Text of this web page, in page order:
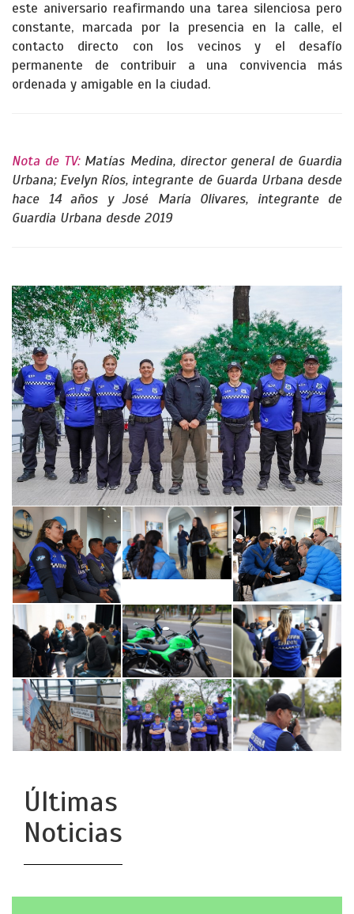
este aniversario reafirmando una tarea silenciosa pero
constante, marcada por la presencia en la calle, el
contacto directo con los vecinos y el desafío
permanente de contribuir a una convivencia más
ordenada y amigable en la ciudad.
Nota de TV:Matías Medina, director general de Guardia
Urbana; Evelyn Ríos, integrante de Guarda Urbana desde
hace 14 años y José María Olivares, integrante de
Guardia Urbana desde 2019
Últimas
Noticias